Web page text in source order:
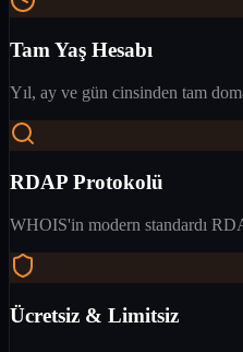
Tam Yaş Hesabı
Yıl, ay ve gün cinsinden tam
RDAP Protokolü
WHOIS'in modern standardı
Ücretsiz & Limitsiz